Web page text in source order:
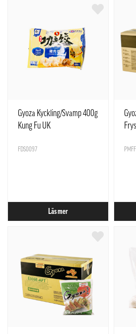
Gyoza Kyckling/Svamp 400g
Kung Fu UK
FDS0097
Läs mer